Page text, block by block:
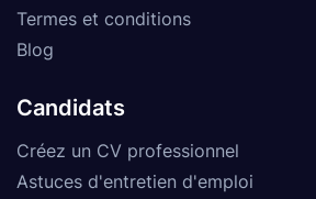
Termes et conditions
Blog
Candidats
Créez un CV professionnel
Astuces d'entretien d'emploi